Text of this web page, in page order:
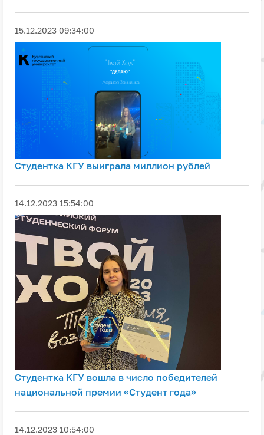
15.12.2023 09:34:00
Студентка КГУ выиграла миллион рублей
14.12.2023 15:54:00
Студентка КГУ вошла в число победителей
национальной премии «Студент года»
14.12.2023 10:54:00